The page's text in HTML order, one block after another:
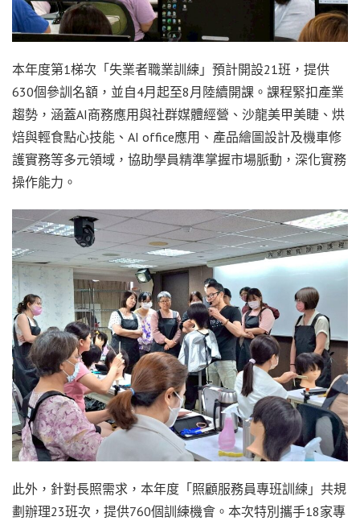
本年度第1梯次「失業者職業訓練」預計開設21班，提供
630個參訓名額，並自4月起至8月陸續開課。課程緊扣產業
趨勢，涵蓋AI商務應用與社群媒體經營、沙龍美甲美睫、烘
焙與輕食點心技能、AI office應用、產品繪圖設計及機車修
護實務等多元領域，協助學員精準掌握市場脈動，深化實務
操作能力。
此外，針對長照需求，本年度「照顧服務員專班訓練」共規
劃辦理23班次，提供760個訓練機會。本次特別攜手18家專